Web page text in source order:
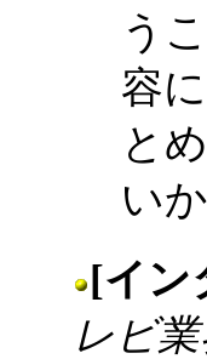
う
容
と
い
[イン
レビ